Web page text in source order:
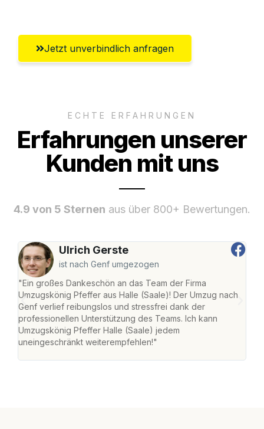
Jetzt unverbindlich anfragen
ECHTE ERFAHRUNGEN
Erfahrungen unserer
Kunden mit uns
4.9 von 5 Sternen aus über 800+ Bewertungen.
Ulrich Gerste
ist nach Genf umgezogen
"Ein großes Dankeschön an das Team der Firma
Umzugskönig Pfeffer aus Halle (Saale)! Der Umzug nach
Genf verlief reibungslos und stressfrei dank der
professionellen Unterstützung des Teams. Ich kann
Umzugskönig Pfeffer Halle (Saale) jedem
uneingeschränkt weiterempfehlen!"